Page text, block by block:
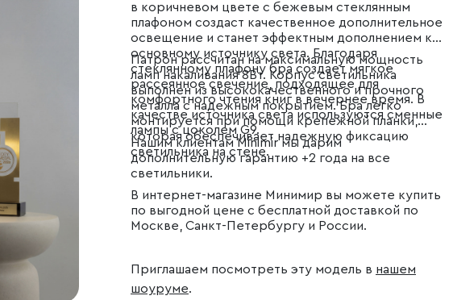
в коричневом цвете с бежевым стеклянным
плафоном создаст качественное дополнительное
освещение и станет эффектным дополнением к
основному источнику света. Благодаря
стеклянному плафону бра создает мягкое
рассеянное свечение, подходящее для
комфортного чтения книг в вечернее время. В
качестве источника света используются сменные
лампы с цоколем G9.
Патрон рассчитан на максимальную мощность
ламп накаливания 8Вт. Корпус светильника
выполнен из высококачественного и прочного
металла с надежным покрытием. Бра легко
монтируется при помощи крепежной планки,
которая обеспечивает надежную фиксацию
светильника на стене.
Нашим клиентам Minimir мы дарим
дополнительную гарантию +2 года на все
светильники.
В интернет-магазине Минимир вы можете купить
по выгодной цене с бесплатной доставкой по
Москве, Санкт-Петербургу и России.
Приглашаем посмотреть эту модель в нашем
шоуруме.